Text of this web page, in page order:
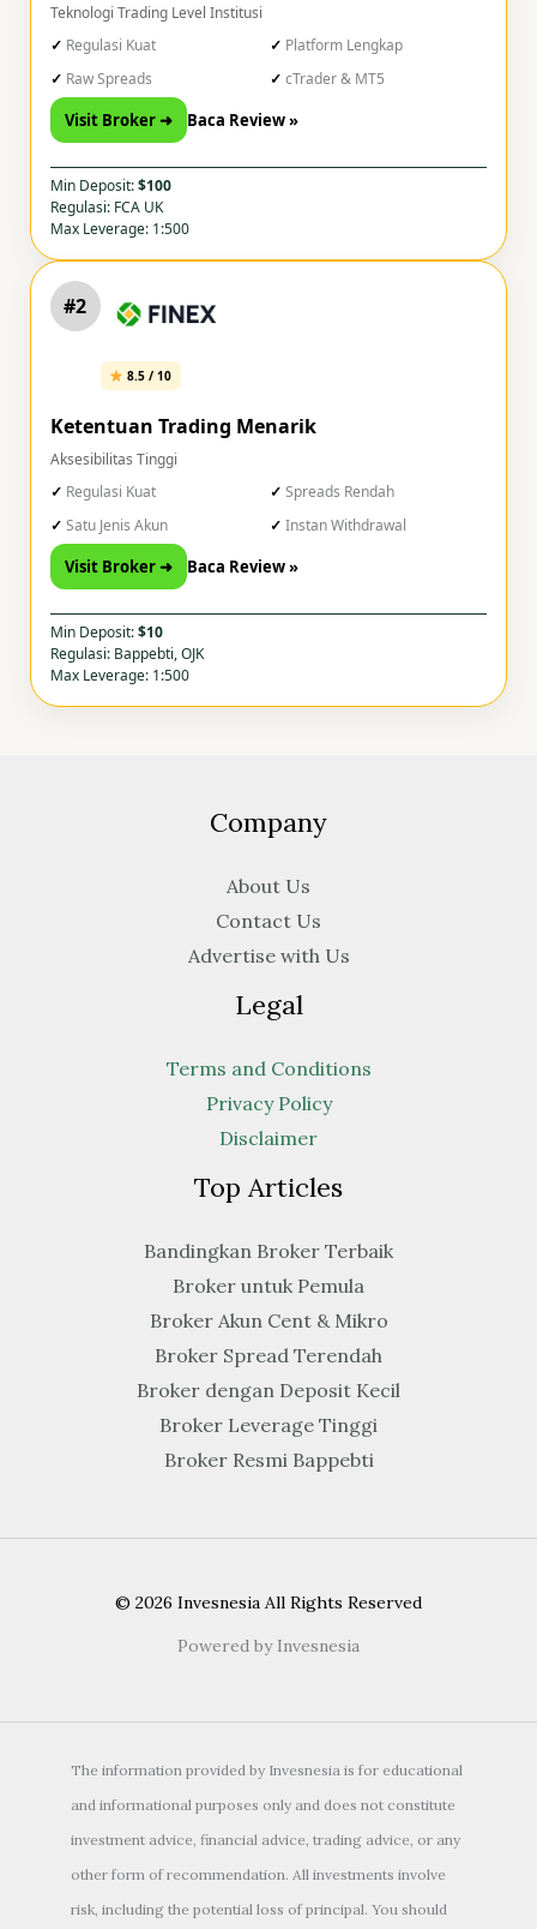
Teknologi Trading Level Institusi
Regulasi Kuat
Platform Lengkap
Raw Spreads
cTrader & MT5
Visit Broker ➜ Baca Review »
Min Deposit:$100
Regulasi: FCA UK
Max Leverage: 1:500
#2
8.5 / 10
Ketentuan Trading Menarik
Aksesibilitas Tinggi
Regulasi Kuat
Spreads Rendah
Satu Jenis Akun
Instan Withdrawal
Visit Broker ➜ Baca Review »
Min Deposit:$10
Regulasi: Bappebti, OJK
Max Leverage: 1:500
Company
About Us
Contact Us
Advertise with Us
Legal
Terms and Conditions
Privacy Policy
Disclaimer
Top Articles
Bandingkan Broker Terbaik
Broker untuk Pemula
Broker Akun Cent & Mikro
Broker Spread Terendah
Broker dengan Deposit Kecil
Broker Leverage Tinggi
Broker Resmi Bappebti
© 2026 Invesnesia All Rights Reserved
Powered by Invesnesia
The information provided by Invesnesia is for educational
and informational purposes only and does not constitute
investment advice, financial advice, trading advice, or any
other form of recommendation. All investments involve
risk, including the potential loss of principal. You should